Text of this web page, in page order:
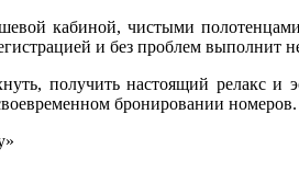
кабиной, чистыми
и без проблем выполнит
получить настоящий релакс и
бронировании номеров.